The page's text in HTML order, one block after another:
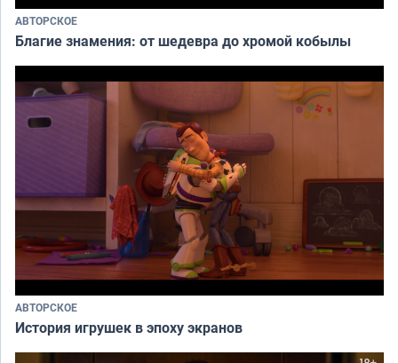
АВТОРСКОЕ
Благие знамения: от шедевра до хромой кобылы
АВТОРСКОЕ
История игрушек в эпоху экранов